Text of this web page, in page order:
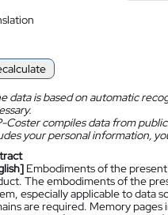
data is based on automatic
Coster compiles data from
your personal information,
Embodiments of the
The embodiments of the
especially applicable to data
are required. Memory